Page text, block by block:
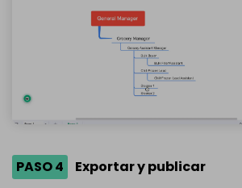
PASO 4 Exportar y publicar